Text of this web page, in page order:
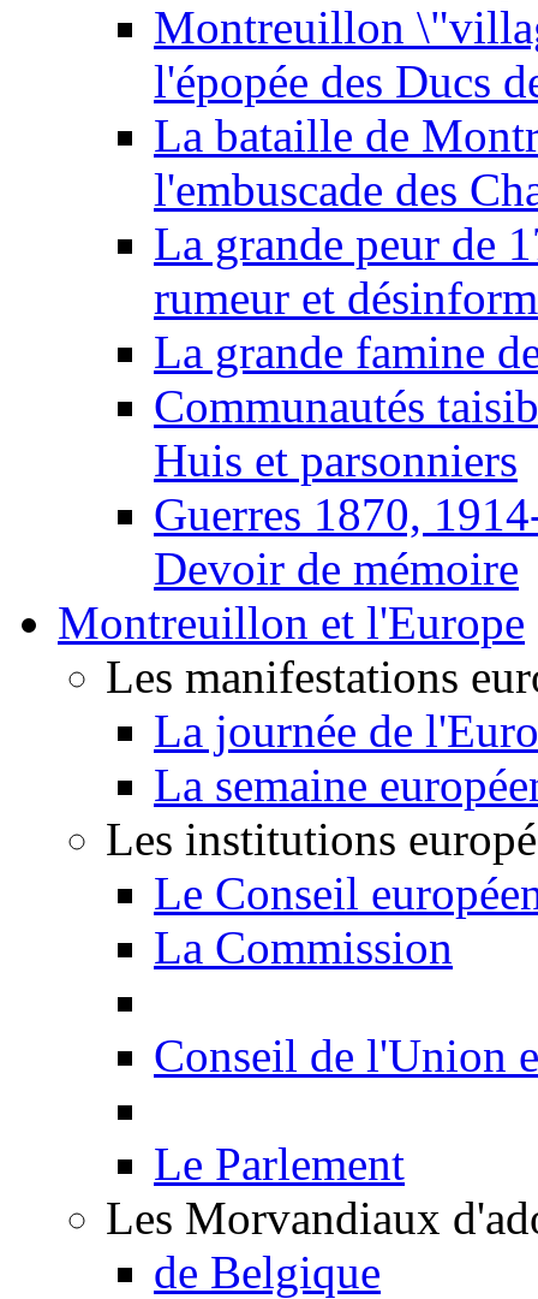
Montreuillon
l'épopée des Ducs
La bataille de
l'embuscade des
La grande peur de
rumeur et
La grande famine
Communautés
Huis et parsonniers
Guerres 1870,
Devoir de mémoire
Montreuillon et l'Europe
Les manifestations
La journée de
La semaine
Les institutions
Le Conseil
La Commission
Conseil de l'Union
Le Parlement
Les Morvandiaux
de Belgique